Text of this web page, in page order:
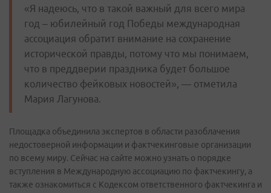
«Я надеюсь, что в такой важный для всего мира
год – юбилейный год Победы международная
ассоциация обратит внимание на сохранение
исторической правды, потому что мы понимаем,
что в преддверии праздника будет большое
количество фейковых новостей», — отметила
Мария Лагунова.
Площадка объединила экспертов в области разоблачения
недостоверной информации и фактчекинговые организации
по всему миру. Сейчас на сайте можно узнать о порядке
вступления в Международную ассоциацию по фактчекингу, а
также ознакомиться с Кодексом ответственного фактчекинга и